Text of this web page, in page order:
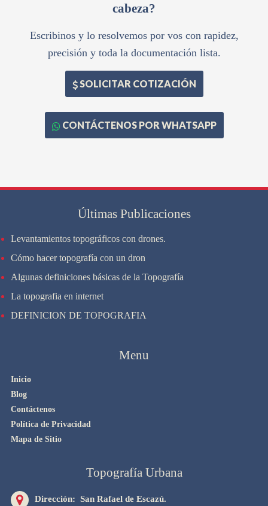
cabeza?
Escribinos y lo resolvemos por vos con rapidez,
precisión y toda la documentación lista.
SOLICITAR COTIZACIÓN
CONTÁCTENOS POR WHATSAPP
Últimas Publicaciones
Levantamientos topográficos con drones.
Cómo hacer topografía con un dron
Algunas definiciones básicas de la Topografía
La topografia en internet
DEFINICION DE TOPOGRAFIA
Menu
Inicio
Blog
Contáctenos
Política de Privacidad
Mapa de Sitio
Topografía Urbana
Dirección: San Rafael de Escazú.